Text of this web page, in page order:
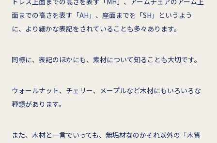
面までの高さを表す「AH」、座面までを「SH」というよう
に、より細かな表記をされていることも多々あります。
同様に、表記のほかにも、素材について知ることも大切です。
ウォールナット、チェリー、メープルなど木材にもいろいろな
種類があります。
また、木材と一言でいっても、無垢材なのかそれ以外の「木質